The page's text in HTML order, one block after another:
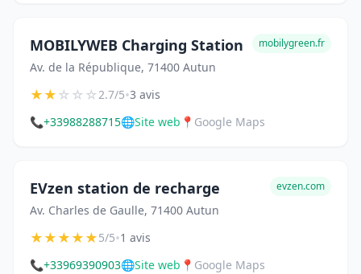
MOBILYWEB Charging Station
Av. de la République, 71400 Autun
mobilygreen.fr
★★☆☆☆2.7/5•3 avis
📞+33988288715🌐Site web 📍 Google Maps
EVzen station de recharge
Av. Charles de Gaulle, 71400 Autun
evzen.com
★★★★★5/5•1 avis
📞+33969390903🌐Site web 📍 Google Maps